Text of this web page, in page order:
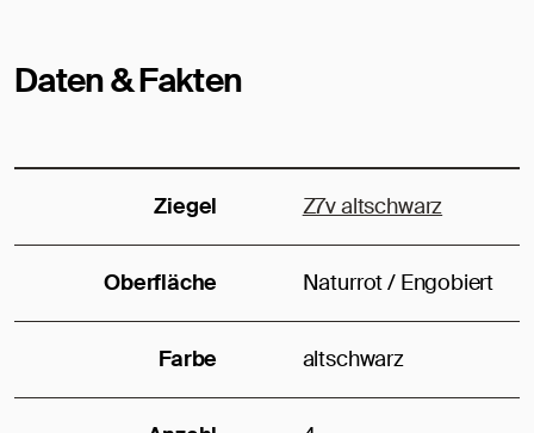
Daten & Fakten
Ziegel Z7v altschwarz
Oberfläche Naturrot / Engobiert
Farbe altschwarz